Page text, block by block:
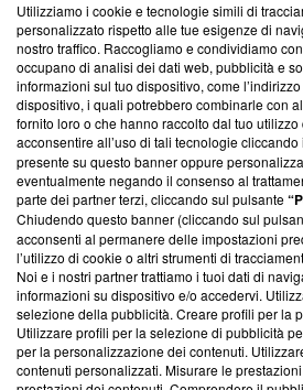
Questa sezione offre informazioni
News, sui nostri processi editoriali e
creare news di qualità. Inoltre, afferma
‘Trust Project - News with Integrity’
ancora membro del programma, ma
parte; Trust Project non ha ancora
conformità agli standard.
Su di noi
Team editoriale
Corporate
Redazione
Informativa Privacy
Utilizziamo i cookie e tecnologie simili di
personalizzato rispetto alle tue esigenze di
nostro traffico. Raccogliamo e condividiamo
occupano di analisi dei dati web, pubblicità e
informazioni sul tuo dispositivo, come
dispositivo, i quali potrebbero combinarle con
fornito loro o che hanno raccolto dal tuo
acconsentire all’uso di tali tecnologie
presente su questo banner oppure
eventualmente negando il consenso al
parte dei partner terzi, cliccando sul pulsante
Chiudendo questo banner (cliccando sul
acconsenti al permanere delle impostazioni
l’utilizzo di cookie o altri strumenti di
Noi e i nostri partner trattiamo i tuoi dati di
informazioni su dispositivo e/o accedervi.
selezione della pubblicità. Creare profili per la
Utilizzare profili per la selezione di pubblicità
per la personalizzazione dei contenuti.
contenuti personalizzati. Misurare le